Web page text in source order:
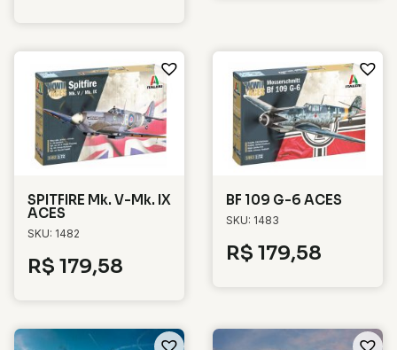
SPITFIRE Mk. V-Mk. IX
ACES
SKU: 1482
R$ 179,58
BF 109 G-6 ACES
SKU: 1483
R$ 179,58